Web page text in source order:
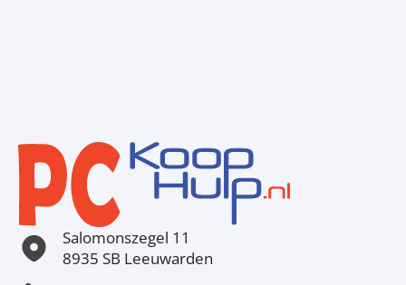
Salomonszegel 11
8935 SB Leeuwarden